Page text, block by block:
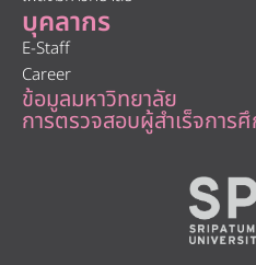
บุคลากร
E-Staff
Career
ข้อมูลมหาวิทยาลัย
การตรวจสอบผู้สำเร็จการ